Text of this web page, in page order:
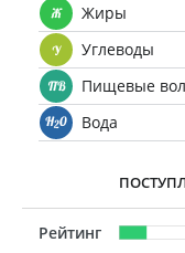
Жиры
Углеводы
Пищевые
Вода
Рейтинг